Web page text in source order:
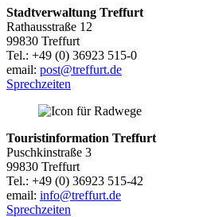
Stadtverwaltung Treffurt
Rathausstraße 12
99830 Treffurt
Tel.: +49 (0) 36923 515-0
email: post@treffurt.de
Sprechzeiten
Touristinformation Treffurt
Puschkinstraße 3
99830 Treffurt
Tel.: +49 (0) 36923 515-42
email: info@treffurt.de
Sprechzeiten